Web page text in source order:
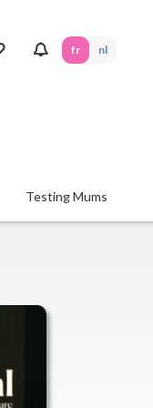
fr nl
Testing Mums